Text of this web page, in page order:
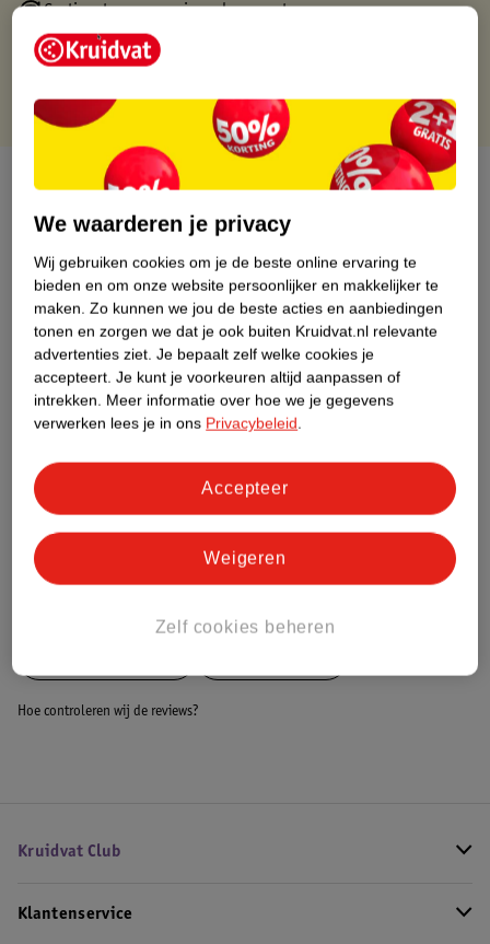
Gratis retourneren via verkooppartner.
Gratis punten met je Kruidvat kaart
Over dit product
Productinformatie
Etiketinformatie
Nature Impact Score
Dit product heeft (nog) geen Nature
Impact Score.
Bestel & Bezorginformatie
Hoe controleren wij de reviews?
Kruidvat Club
Klantenservice
We waarderen je privacy
Wij gebruiken cookies om je de beste online ervaring te
bieden en om onze website persoonlijker en makkelijker te
maken. Zo kunnen we jou de beste acties en aanbiedingen
tonen en zorgen we dat je ook buiten Kruidvat.nl relevante
advertenties ziet. Je bepaalt zelf welke cookies je
accepteert. Je kunt je voorkeuren altijd aanpassen of
intrekken. Meer informatie over hoe we je gegevens
verwerken lees je in ons Privacybeleid.
Zelf cookies beheren
Weigeren
Accepteer